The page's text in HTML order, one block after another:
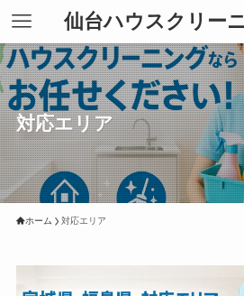
仙台ハウスクリー
対応エリア
ホーム 対応エリア